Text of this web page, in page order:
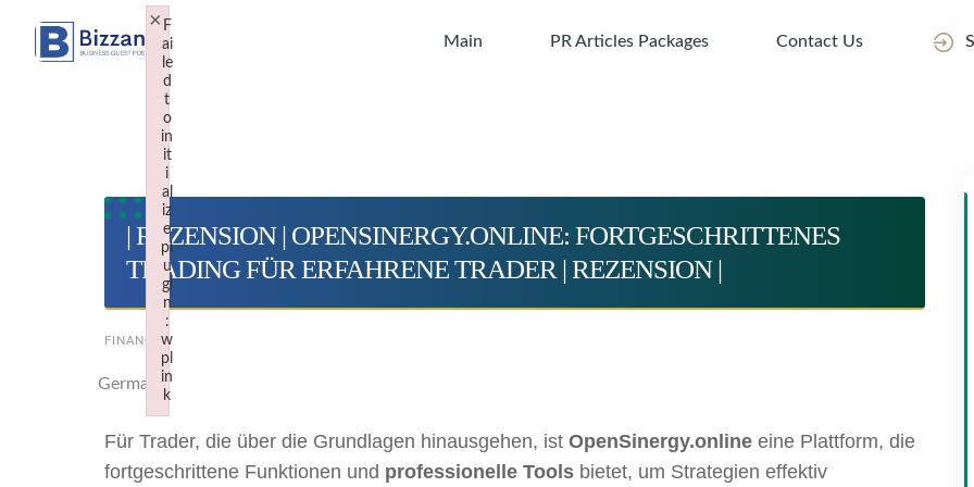
content
Main PR Articles Packages Contact Us
| REZENSION | OPENSINERGY.ONLINE: FORTGESCHRITTENES
TRADING FÜR ERFAHRENE TRADER | REZENSION |
FINANCE
Germany
Für Trader, die über die Grundlagen hinausgehen, ist OpenSinergy.online eine Plattform, die
fortgeschrittene Funktionen und professionelle Tools bietet, um Strategien effektiv
F
ai
le
d
t
o
in
it
i
al
iz
e
pl
u
gi
n
:
w
pl
in
k
×
Failed to initialize plugin: wplink